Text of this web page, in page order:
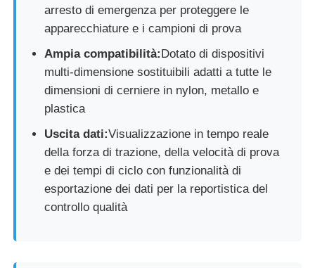
arresto di emergenza per proteggere le
apparecchiature e i campioni di prova
Ampia compatibilità:Dotato di dispositivi
multi-dimensione sostituibili adatti a tutte le
dimensioni di cerniere in nylon, metallo e
plastica
Uscita dati:Visualizzazione in tempo reale
della forza di trazione, della velocità di prova
e dei tempi di ciclo con funzionalità di
esportazione dei dati per la reportistica del
controllo qualità